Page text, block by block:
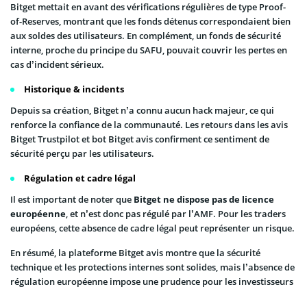
Bitget mettait en avant des vérifications régulières de type Proof-
of-Reserves, montrant que les fonds détenus correspondaient bien
aux soldes des utilisateurs. En complément, un fonds de sécurité
interne, proche du principe du SAFU, pouvait couvrir les pertes en
cas d’incident sérieux.
Historique & incidents
Depuis sa création, Bitget n’a connu aucun hack majeur, ce qui
renforce la confiance de la communauté. Les retours dans les avis
Bitget Trustpilot et bot Bitget avis confirment ce sentiment de
sécurité perçu par les utilisateurs.
Régulation et cadre légal
Il est important de noter que Bitget ne dispose pas de licence
européenne, et n’est donc pas régulé par l’AMF. Pour les traders
européens, cette absence de cadre légal peut représenter un risque.
En résumé, la plateforme Bitget avis montre que la sécurité
technique et les protections internes sont solides, mais l’absence de
régulation européenne impose une prudence pour les investisseurs